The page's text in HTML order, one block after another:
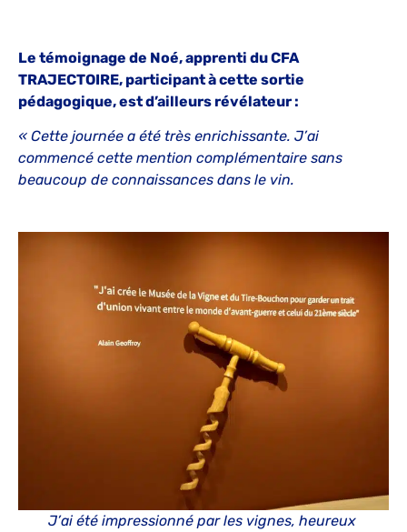
Le témoignage de Noé, apprenti du CFA
TRAJECTOIRE, participant à cette sortie
pédagogique, est d’ailleurs révélateur :
« Cette journée a été très enrichissante. J’ai
commencé cette mention complémentaire sans
beaucoup de connaissances dans le vin.
J’ai été impressionné par les vignes, heureux